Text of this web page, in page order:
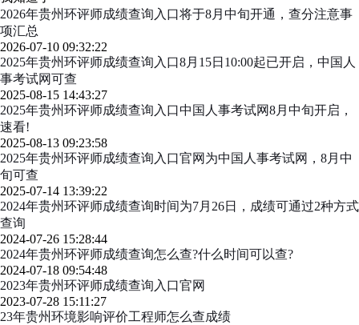
2026年贵州环评师成绩查询入口将于8月中旬开通，查分注意事
项汇总
2026-07-10 09:32:22
2025年贵州环评师成绩查询入口8月15日10:00起已开启，中国人
事考试网可查
2025-08-15 14:43:27
2025年贵州环评师成绩查询入口中国人事考试网8月中旬开启，
速看!
2025-08-13 09:23:58
2025年贵州环评师成绩查询入口官网为中国人事考试网，8月中
旬可查
2025-07-14 13:39:22
2024年贵州环评师成绩查询时间为7月26日，成绩可通过2种方式
查询
2024-07-26 15:28:44
2024年贵州环评师成绩查询怎么查?什么时间可以查?
2024-07-18 09:54:48
2023年贵州环评师成绩查询入口官网
2023-07-28 15:11:27
23年贵州环境影响评价工程师怎么查成绩